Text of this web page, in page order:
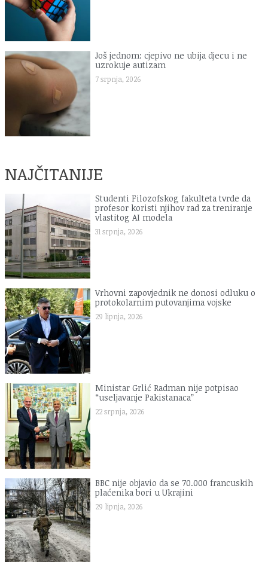
Još jednom: cjepivo ne ubija djecu i ne
uzrokuje autizam
7 srpnja, 2026
NAJČITANIJE
Studenti Filozofskog fakulteta tvrde da
profesor koristi njihov rad za treniranje
vlastitog AI modela
31 srpnja, 2026
Vrhovni zapovjednik ne donosi odluku o
protokolarnim putovanjima vojske
29 lipnja, 2026
Ministar Grlić Radman nije potpisao
“useljavanje Pakistanaca”
22 srpnja, 2026
BBC nije objavio da se 70.000 francuskih
plaćenika bori u Ukrajini
29 lipnja, 2026